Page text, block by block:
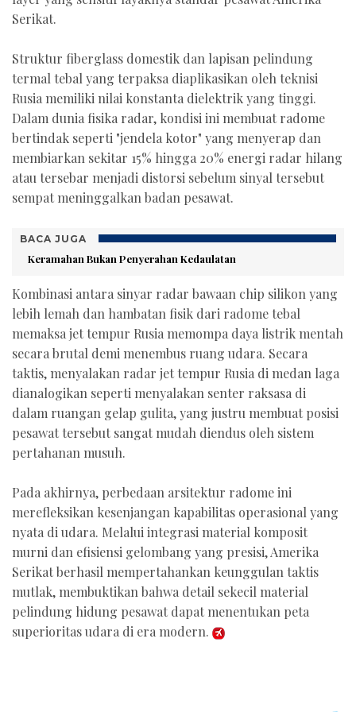
Serikat.
Struktur fiberglass domestik dan lapisan pelindung
termal tebal yang terpaksa diaplikasikan oleh teknisi
Rusia memiliki nilai konstanta dielektrik yang tinggi.
Dalam dunia fisika radar, kondisi ini membuat radome
bertindak seperti "jendela kotor" yang menyerap dan
membiarkan sekitar 15% hingga 20% energi radar hilang
atau tersebar menjadi distorsi sebelum sinyal tersebut
sempat meninggalkan badan pesawat.
BACA JUGA
Keramahan Bukan Penyerahan Kedaulatan
Kombinasi antara sinyar radar bawaan chip silikon yang
lebih lemah dan hambatan fisik dari radome tebal
memaksa jet tempur Rusia memompa daya listrik mentah
secara brutal demi menembus ruang udara. Secara
taktis, menyalakan radar jet tempur Rusia di medan laga
dianalogikan seperti menyalakan senter raksasa di
dalam ruangan gelap gulita, yang justru membuat posisi
pesawat tersebut sangat mudah diendus oleh sistem
pertahanan musuh.
Pada akhirnya, perbedaan arsitektur radome ini
merefleksikan kesenjangan kapabilitas operasional yang
nyata di udara. Melalui integrasi material komposit
murni dan efisiensi gelombang yang presisi, Amerika
Serikat berhasil mempertahankan keunggulan taktis
mutlak, membuktikan bahwa detail sekecil material
pelindung hidung pesawat dapat menentukan peta
superioritas udara di era modern.